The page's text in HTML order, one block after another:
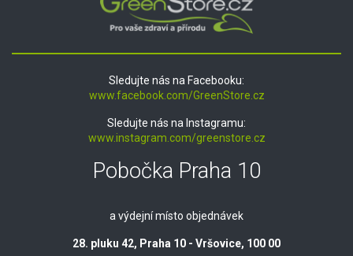
Sledujte nás na Facebooku:
www.facebook.com/GreenStore.cz
Sledujte nás na Instagramu:
www.instagram.com/greenstore.cz
Pobočka Praha 10
a výdejní místo objednávek
28. pluku 42, Praha 10 - Vršovice, 100 00